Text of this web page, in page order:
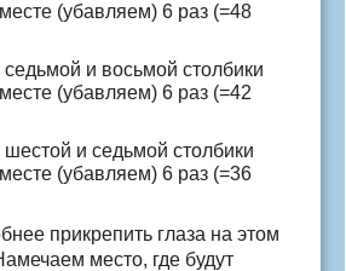
(убавляем) 6 раз (=48
и восьмой столбики
(убавляем) 6 раз (=42
и седьмой столбики
(убавляем) 6 раз (=36
прикрепить глаза на этом
место, где будут